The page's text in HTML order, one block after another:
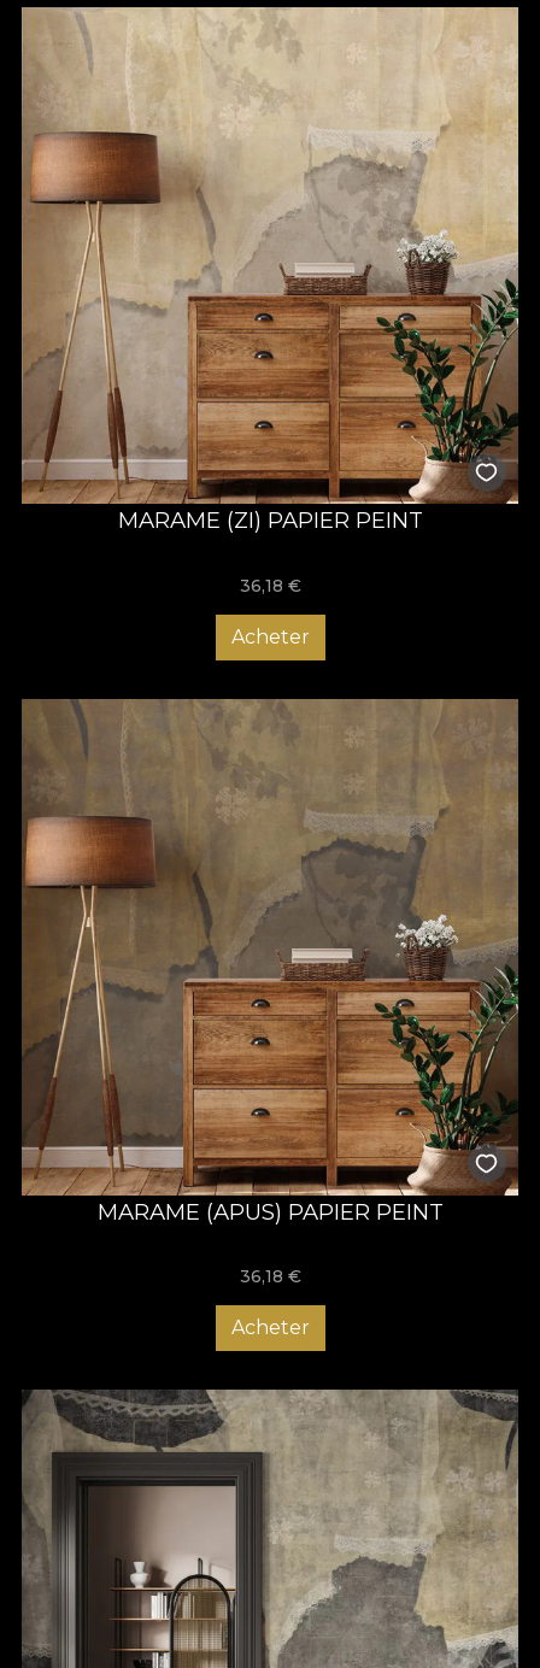
MARAME (ZI) PAPIER PEINT
36,18 €
Acheter
MARAME (APUS) PAPIER PEINT
36,18 €
Acheter